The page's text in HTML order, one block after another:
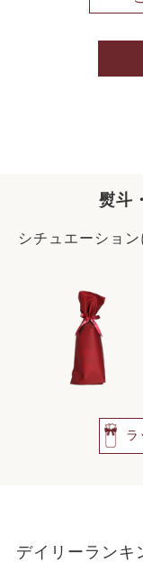
熨斗
シチュエーショ
ラ
デイリーランキ